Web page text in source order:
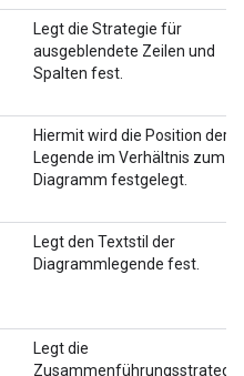
Legt die Strategie für
ausgeblendete Zeilen und
Spalten fest.
Hiermit wird die Position der
Legende im Verhältnis zum
Diagramm festgelegt.
Legt den Textstil der
Diagrammlegende fest.
Legt die
Zusammenführungsstrategie